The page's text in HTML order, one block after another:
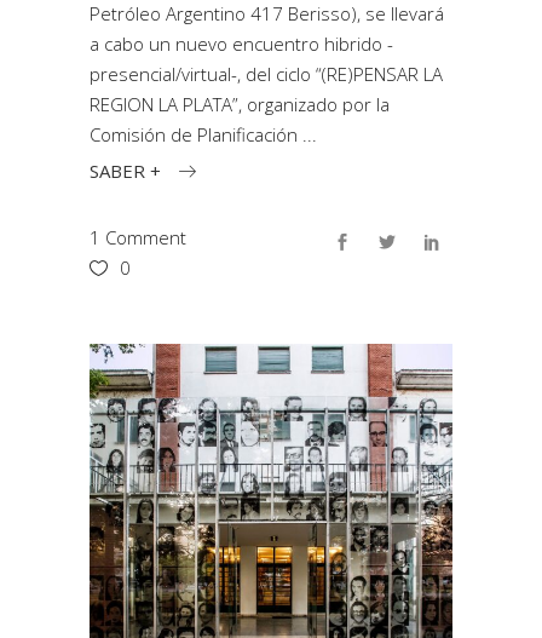
Petróleo Argentino 417 Berisso), se llevará
a cabo un nuevo encuentro hibrido -
presencial/virtual-, del ciclo “(RE)PENSAR LA
REGION LA PLATA”, organizado por la
Comisión de Planificación
SABER +
1 Comment
0